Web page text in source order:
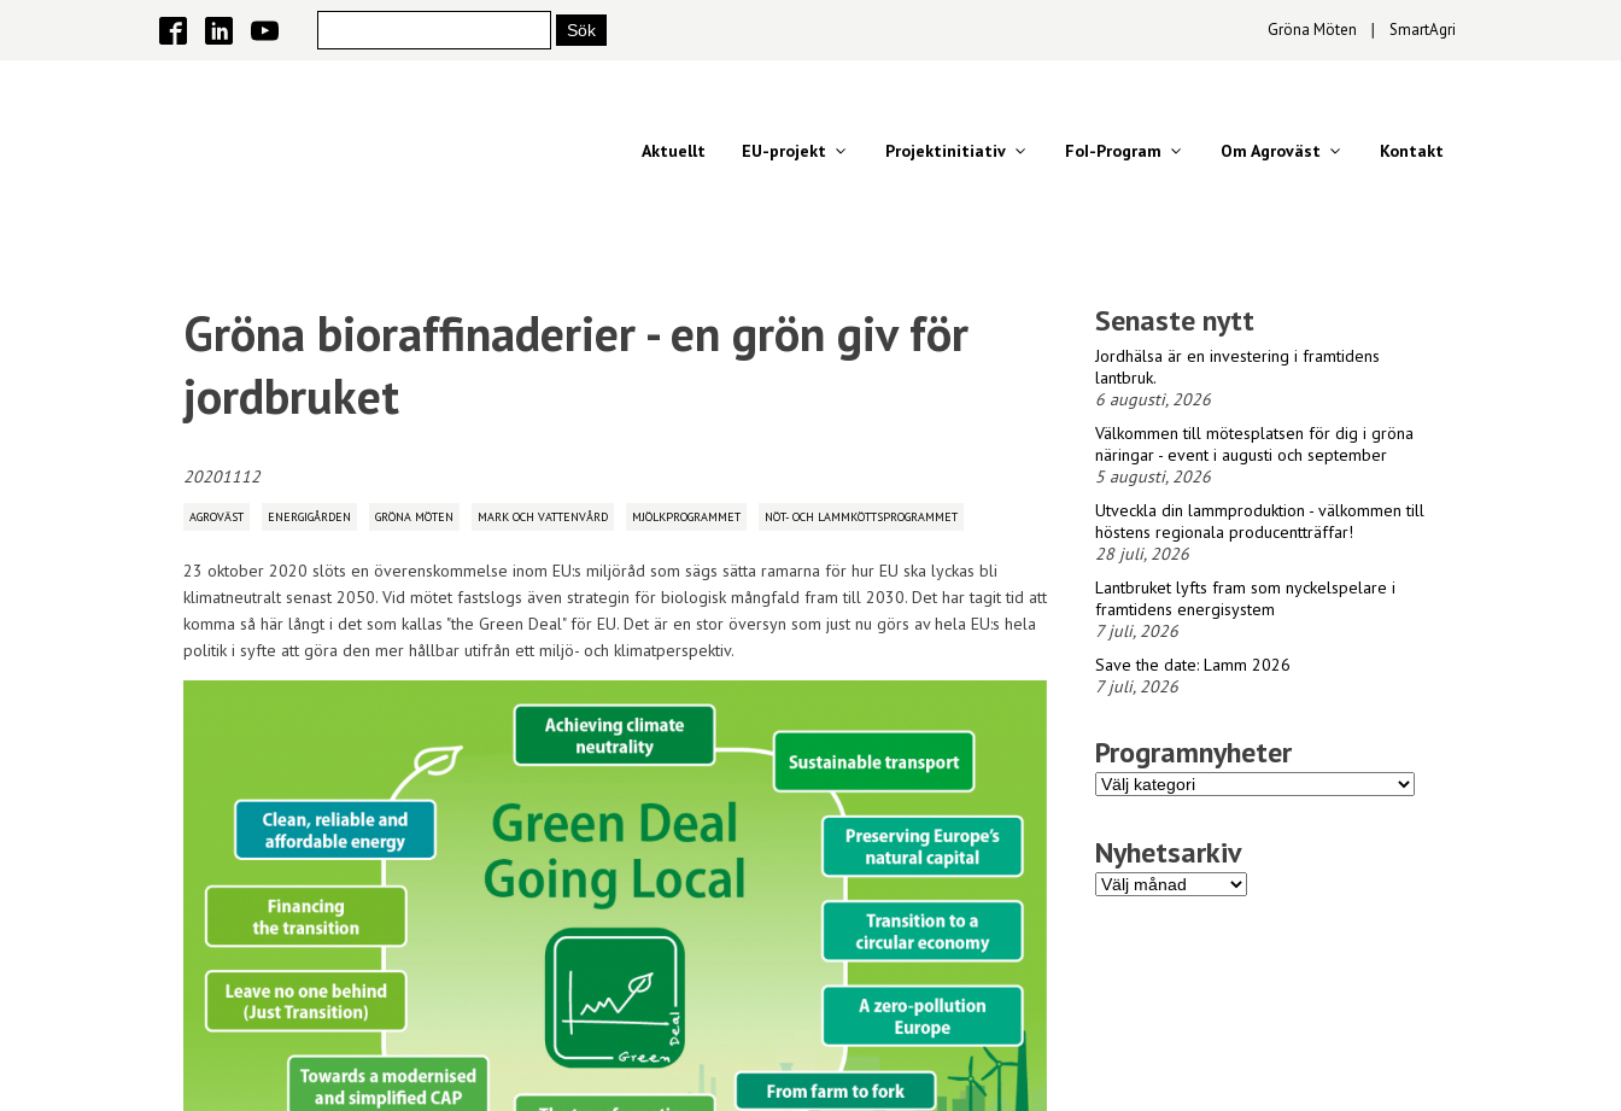
Gröna Möten ∣ SmartAgri
Aktuellt EU-projekt Projektinitiativ FoI-Program Om Agroväst Kontakt
Gröna bioraffinaderier - en grön giv för
jordbruket
20201112
AGROVÄST ENERGIGÅRDEN GRÖNA MÖTEN MARK OCH VATTENVÅRD MJÖLKPROGRAMMET NÖT- OCH LAMMKÖTTSPROGRAMMET
23 oktober 2020 slöts en överenskommelse inom EU:s miljöråd som sägs sätta ramarna för hur EU ska lyckas bli
klimatneutralt senast 2050. Vid mötet fastslogs även strategin för biologisk mångfald fram till 2030. Det har tagit tid att
komma så här långt i det som kallas "the Green Deal" för EU. Det är en stor översyn som just nu görs av hela EU:s hela
politik i syfte att göra den mer hållbar utifrån ett miljö- och klimatperspektiv.
Senaste nytt
Jordhälsa är en investering i framtidens
lantbruk.
6 augusti, 2026
Välkommen till mötesplatsen för dig i gröna
näringar - event i augusti och september
5 augusti, 2026
Utveckla din lammproduktion - välkommen till
höstens regionala producentträffar!
28 juli, 2026
Lantbruket lyfts fram som nyckelspelare i
framtidens energisystem
7 juli, 2026
Save the date: Lamm 2026
7 juli, 2026
Programnyheter
Programnyheter
Nyhetsarkiv
Nyhetsarkiv